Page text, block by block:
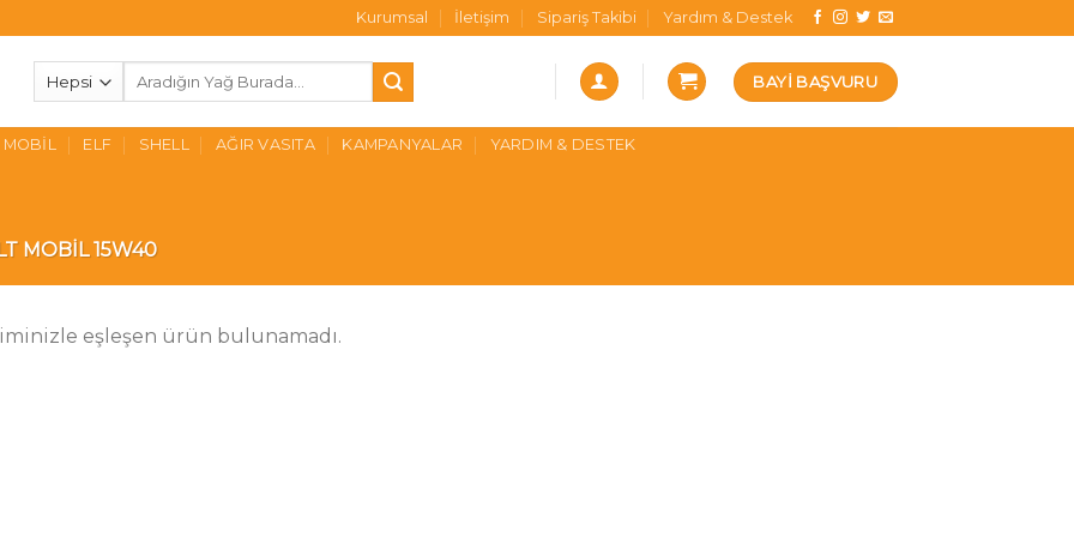
Kurumsal İletişim Sipariş Takibi Yardım & Destek
BAYI BAŞVURU
MOBIL ELF SHELL AĞIR VASITA KAMPANYALAR YARDIM & DESTEK
MOBIL 15W40
eşleşen ürün bulunamadı.